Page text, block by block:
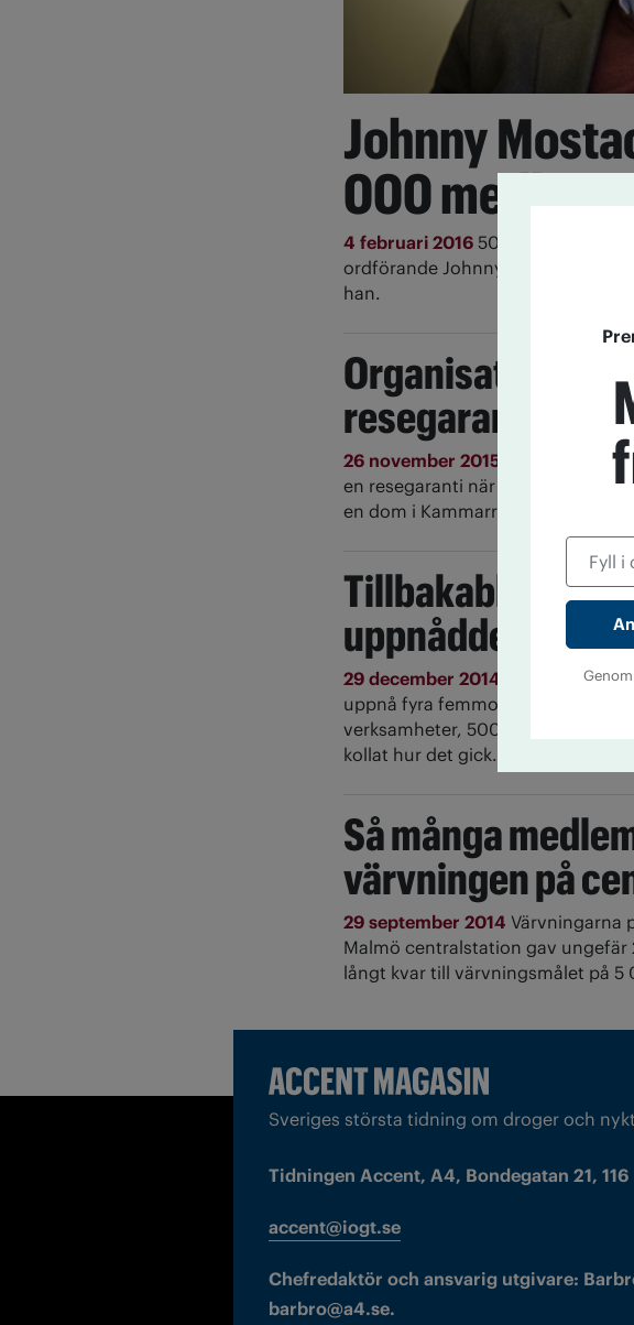
Johnny
000
4 februari 2016 50 000
ordförande Johnny Mostacero. ”Vi
han.
Organisationer
resegarantin
26 november 2015
Nej, ideella
en resegaranti när de organiserar
en dom i Kammarrätten.
Tillbakablick: Så
uppnådde IOGT-
29 december 2014
Under hela
uppnå fyra femmor – 5 procent
verksamheter, 500 fester och 5
kollat hur det gick.
Så många
värvningen på
29 september 2014 Värvningarna
Malmö centralstation gav ungefär
långt kvar till värvningsmålet på 5
Sveriges största tidning om droger och
Tidningen Accent, A4, Bondegatan 21,
accent@iogt.se
Chefredaktör och ansvarig utgivare:
barbro@a4.se.